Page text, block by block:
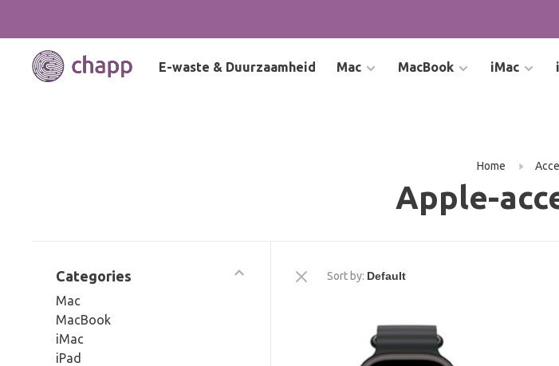
E-waste & Duurzaamheid Mac MacBook iMac
Home
Apple-
Categories
Mac
MacBook
iMac
iPad
Sort by: